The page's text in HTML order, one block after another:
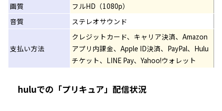
画質
フルHD（1080p）
音質
ステレオサウンド
支払い方法
クレジットカード、キャリア決済、Amazon
アプリ内課金、Apple ID決済、PayPal、Hulu
チケット、LINE Pay、Yahoo!ウォレット
huluでの「プリキュア」配信状況